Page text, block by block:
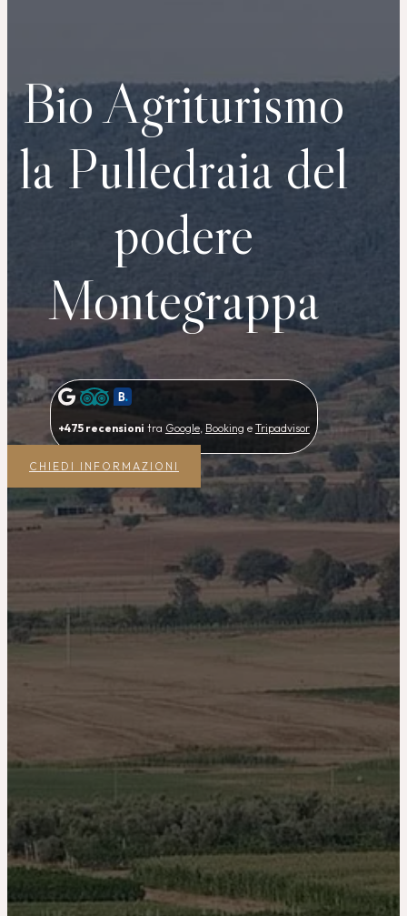
Bio Agriturismo
la Pulledraia del
podere
Montegrappa
+475 recensioni tra Google, Booking e Tripadvisor
CHIEDI INFORMAZIONI